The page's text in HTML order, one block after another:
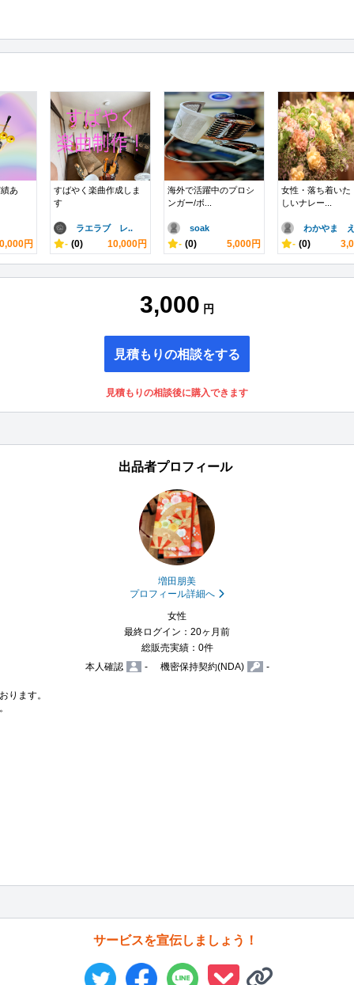
あ
円
すばやく楽曲作成しま
す
ラエラブ レ..
- (0) 10,000円
海外で活躍中のプロシ
ンガー/ボ...
soak
- (0) 5,000円
女性・落ち着いた
しいナレー...
わかやま
- (0)
3,000 円
見積もりの相談をする
見積もりの相談後に購入できます
出品者プロフィール
増田朋美
プロフィール詳細へ
女性
最終ログイン：20ヶ月前
総販売実績：0件
本人確認
- 機密保持契約(NDA) -
ります。
サービスを宣伝しましょう！